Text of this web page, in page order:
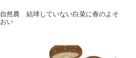
自然農 結球していない白菜に春のよそ
おい